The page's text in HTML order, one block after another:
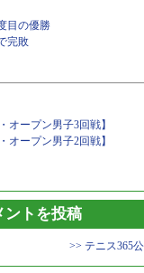
目の優勝
完敗
オープン男子3回戦】
オープン男子2回戦】
ントを投稿
>> テニス365